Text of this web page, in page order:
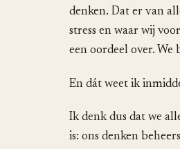
denken. Dat er van
stress en waar wij
een oordeel over.
En dát weet ik
Ik denk dus dat we
is: ons denken